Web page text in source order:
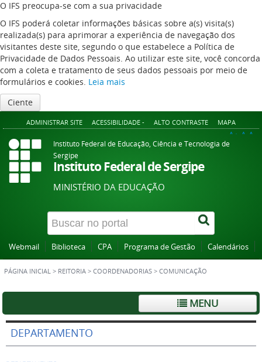
O IFS preocupa-se com a sua privacidade
O IFS poderá coletar informações básicas sobre a(s) visita(s)
realizada(s) para aprimorar a experiência de navegação dos
visitantes deste site, segundo o que estabelece a Política de
Privacidade de Dados Pessoais. Ao utilizar este site, você concorda
com a coleta e tratamento de seus dados pessoais por meio de
formulários e cookies. Leia mais
Ciente
ADMINISTRAR SITE ACESSIBILIDADE - ALTO CONTRASTE MAPA
A+ A A-
Instituto Federal de Educação, Ciência e Tecnologia de
Sergipe
Instituto Federal de Sergipe
MINISTÉRIO DA EDUCAÇÃO
Webmail Biblioteca CPA Programa de Gestão Calendários
PÁGINA INICIAL > REITORIA > COORDENADORIAS > COMUNICAÇÃO
MENU
DEPARTAMENTO